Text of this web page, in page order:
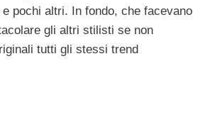
pochi altri. In fondo, che facevano
gli altri stilisti se non
tutti gli stessi trend